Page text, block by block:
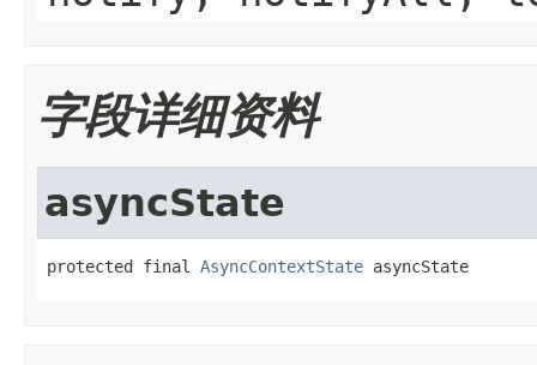
字段详细资料
asyncState
protected final AsyncContextState asyncState